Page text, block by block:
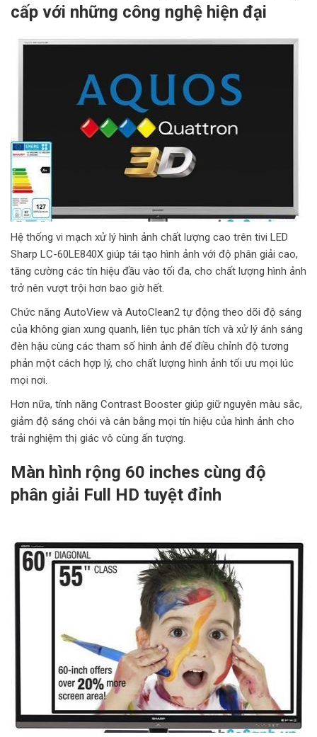
cấp với những công nghệ hiện đại
Hệ thống vi mạch xử lý hình ảnh chất lượng cao trên tivi LED
Sharp LC-60LE840X giúp tái tạo hình ảnh với độ phân giải cao,
tăng cường các tín hiệu đầu vào tối đa, cho chất lượng hình ảnh
trở nên vượt trội hơn bao giờ hết.
Chức năng AutoView và AutoClean2 tự động theo dõi độ sáng
của không gian xung quanh, liên tục phân tích và xử lý ánh sáng
đèn hậu cùng các tham số hình ảnh để điều chỉnh độ tương
phản một cách hợp lý, cho chất lượng hình ảnh tối ưu mọi lúc
mọi nơi.
Hơn nữa, tính năng Contrast Booster giúp giữ nguyên màu sắc,
giảm độ sáng chói và cân bằng mọi tín hiệu của hình ảnh cho
trải nghiệm thị giác vô cùng ấn tượng.
Màn hình rộng 60 inches cùng độ
phân giải Full HD tuyệt đỉnh